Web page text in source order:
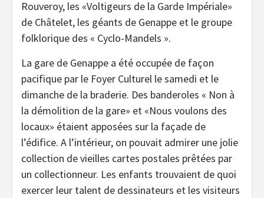
Rouveroy, les «Voltigeurs de la Garde Impériale»
de Châtelet, les géants de Genappe et le groupe
folklorique des « Cyclo-Mandels ».
La gare de Genappe a été occupée de façon
pacifique par le Foyer Culturel le samedi et le
dimanche de la braderie. Des banderoles « Non à
la démolition de la gare» et «Nous voulons des
locaux» étaient apposées sur la façade de
l’édifice. A l’intérieur, on pouvait admirer une jolie
collection de vieilles cartes postales prêtées par
un collectionneur. Les enfants trouvaient de quoi
exercer leur talent de dessinateurs et les visiteurs